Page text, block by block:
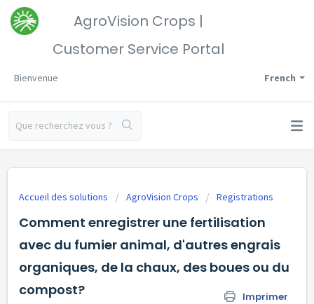
AgroVision Crops |
Customer Service Portal
French
Bienvenue
Accueil des solutions AgroVision Crops Registrations
Comment enregistrer une fertilisation
avec du fumier animal, d'autres engrais
organiques, de la chaux, des boues ou du
compost?
Imprimer